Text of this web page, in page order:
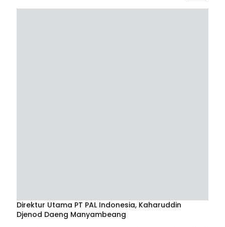
Direktur Utama PT PAL Indonesia, Kaharuddin
Djenod Daeng Manyambeang